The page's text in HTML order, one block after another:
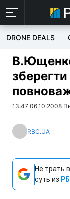
DRONE DEALS
зберегти
13:47 06.10.2008 Пн
RBC.UA
Не трать
суть из